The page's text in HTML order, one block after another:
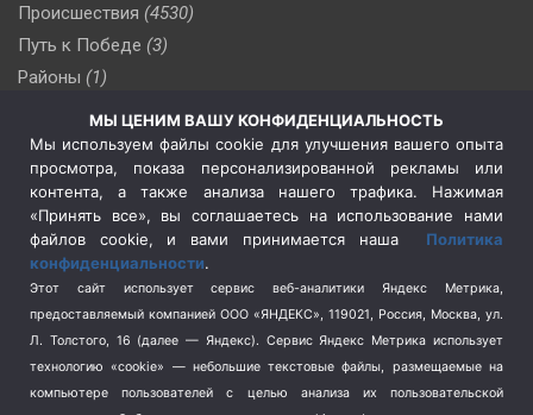
Происшествия (4530)
Путь к Победе (3)
Районы (1)
(510)
Сельское хозяйство (3)
Социальная политика
(3)
Спецоперация в Украине
Спецоперация на Украине
(404)
Спорт (740)
Терроризм (1)
Транспорт (262)
Туризм (178)
МЫ ЦЕНИМ ВАШУ КОНФИДЕНЦИАЛЬНОСТЬ
Мы используем файлы cookie для улучшения вашего опыта
просмотра, показа персонализированной рекламы или
контента, а также анализа нашего трафика. Нажимая
«Принять все», вы соглашаетесь на использование нами
файлов cookie, и вами принимается наша Политика
конфиденциальности.
Этот сайт использует сервис веб-аналитики Яндекс Метрика,
предоставляемый компанией ООО «ЯНДЕКС», 119021, Россия, Москва, ул.
Л. Толстого, 16 (далее — Яндекс). Сервис Яндекс Метрика использует
технологию «cookie» — небольшие текстовые файлы, размещаемые на
компьютере пользователей с целью анализа их пользовательской